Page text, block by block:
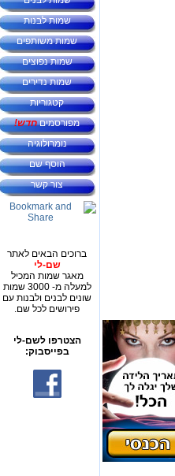
שמות לבנות
שמות משותפים
שמות נפוצים
שמות נדירים
קטגוריות
מפורסמיםחדש!
נומרולוגיה
הוסף שם
צור קשר
ברוכים הבאים לאתר
שם-לי
מאגר שמות המכיל
למעלה מ- 3000 שמות
שונים לבנים ולבנות עם
פירושים לכל שם.
הצטרפו לשם-לי
בפייסבוק: